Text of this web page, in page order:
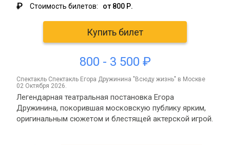
₽ Стоимость билетов: от 800 Р.
Купить билет
800 - 3 500 ₽
спектакль Спектакль Егора Дружинина "Всюду жизнь" в Москве
02 Октября 2026.
Легендарная театральная постановка Егора
Дружинина, покорившая московскую публику ярким,
оригинальным сюжетом и блестящей актерской игрой.